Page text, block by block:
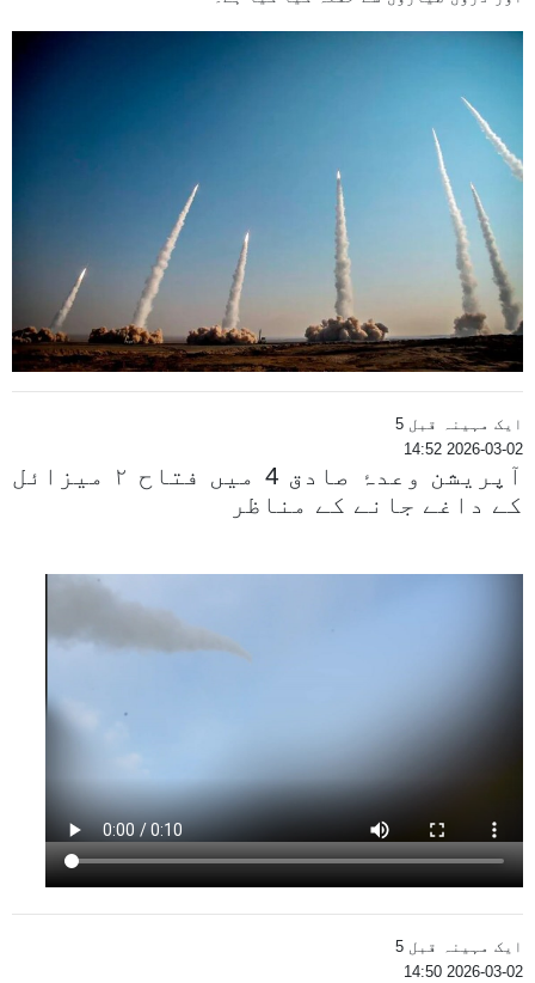
ایک مہینہ قبل 5
2026-03-02 14:52
آپریشن وعدۂ صادق 4 میں فتاح ۲ میزائل
کے داغے جانے کے مناظر
ایک مہینہ قبل 5
2026-03-02 14:50